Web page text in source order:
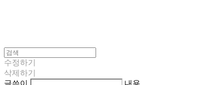
수정하기
삭제하기